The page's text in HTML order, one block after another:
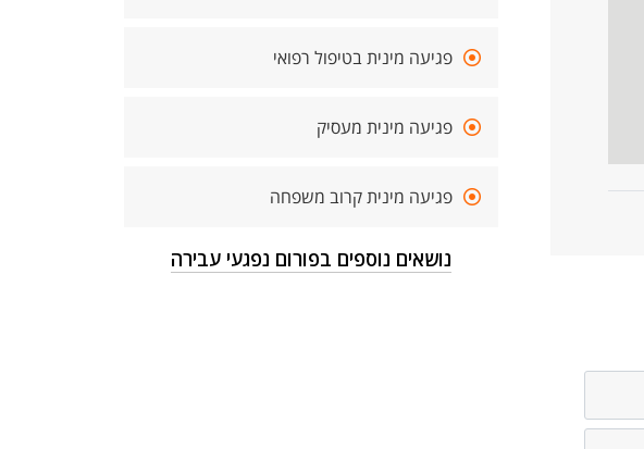
פגיעה מינית בטיפול רפואי
פגיעה מינית מעסיק
פגיעה מינית קרוב משפחה
נושאים נוספים בפורום נפגעי עבירה